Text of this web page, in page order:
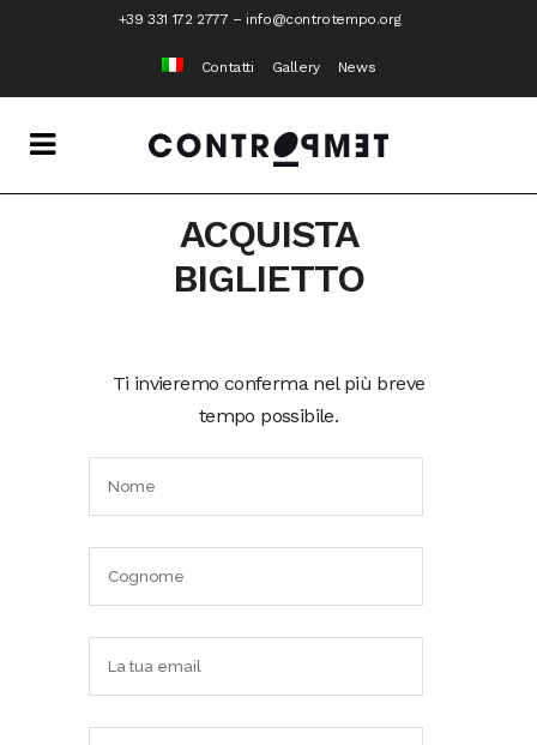
+39 331 172 2777 – info@controtempo.org
Contatti Gallery News
ACQUISTA
BIGLIETTO
Ti invieremo conferma nel più breve
tempo possibile.